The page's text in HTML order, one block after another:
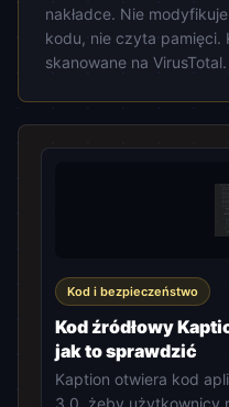
nakładce. Nie
kodu, nie czyta pamięci.
skanowane na VirusTotal.
Kod i bezpieczeństwo
Kod źródłowy
jak to sprawdzić
Kaption otwiera kod
3.0, żeby użytkownicy